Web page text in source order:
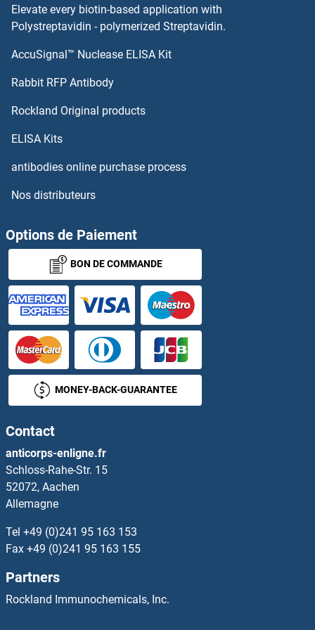
BRK1 Anticorps
BRIX1 Anticorps
BTAF1 Anticorps
BTBD1 Anticorps
BTBD12 Anticorps
BTBD14A Anticorps
BTBD17 Anticorps
BTBD2 Anticorps
BTBD3 Anticorps
BTBD6 Anticorps
BTBD9 Anticorps
BTD Anticorps
BTF3 Anticorps
BTF3L4 Anticorps
BTF3P11 Anticorps
Elevate every biotin-based application with
Polystreptavidin - polymerized Streptavidin.
AccuSignal™ Nuclease ELISA Kit
Rabbit RFP Antibody
Rockland Original products
ELISA Kits
antibodies online purchase process
Nos distributeurs
Options de Paiement
BON DE COMMANDE
MONEY-BACK-GUARANTEE
Contact
anticorps-enligne.fr
Schloss-Rahe-Str. 15
52072, Aachen
Allemagne
Tel +49 (0)241 95 163 153
Fax +49 (0)241 95 163 155
Partners
Rockland Immunochemicals, Inc.